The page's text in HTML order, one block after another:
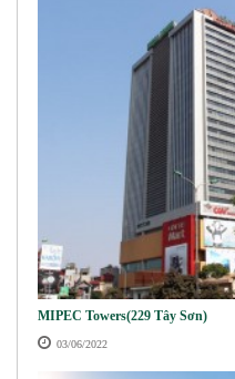
MIPEC Towers(229 Tây Sơn)
03/06/2022